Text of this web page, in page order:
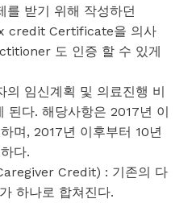
를 받기 위해 작성하던
credit Certificate을 의사
도 인증 할 수 있게
의 임신계획 및 의료진행 비
된다. 해당사항은 2017년 이
며, 2017년 이후부터 10년
다.
Credit) : 기존의 다
하나로 합쳐진다.